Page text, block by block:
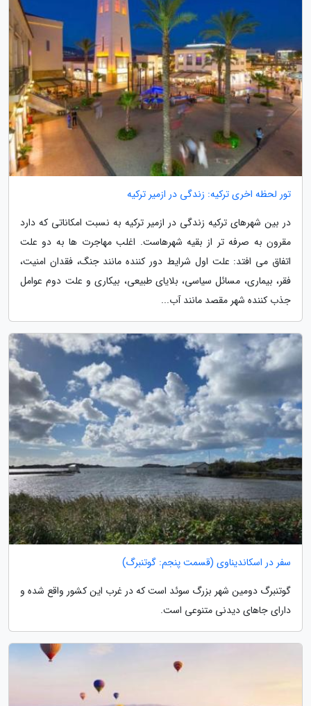
تور لحظه اخرى ترکیه: زندگی در ازمیر ترکیه
در بین شهرهای ترکیه زندگی در ازمیر ترکیه به نسبت امکاناتی که دارد
مقرون به صرفه تر از بقیه شهرهاست. اغلب مهاجرت ها به دو علت
اتفاق می افتد: علت اول شرایط دور کننده مانند جنگ، فقدان امنیت،
فقر، بیماری، مسائل سیاسی، بلایای طبیعی، بیکاری و علت دوم عوامل
جذب کننده شهر مقصد مانند آب...
سفر در اسکاندیناوی (قسمت پنجم: گوتنبرگ)
گوتنبرگ دومین شهر بزرگ سوئد است که در غرب این کشور واقع شده و
دارای جاهای دیدنی متنوعی است.